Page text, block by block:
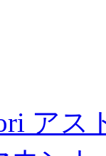
アス